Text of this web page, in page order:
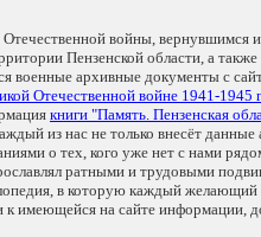
войны,
Пензенской области, а
военные архивные документы с
Отечественной войне 1941-1945
книги "Память. Пензенская
из нас не только внесёт
о тех, кого уже нет с нами
ратными и трудовыми
в которую каждый
к имеющейся на сайте